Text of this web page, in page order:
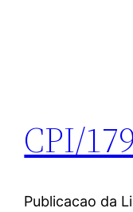
CPI/
Publicacao da